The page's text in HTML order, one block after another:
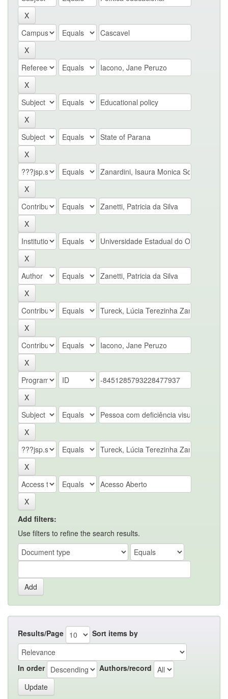
Add filters:
Use filters to refine the search results.
Results/Page Sort items by
In order Authors/record